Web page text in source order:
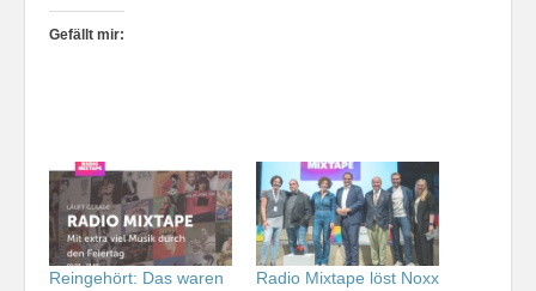
Gefällt mir:
Reingehört: Das waren
Radio Mixtape löst Noxx